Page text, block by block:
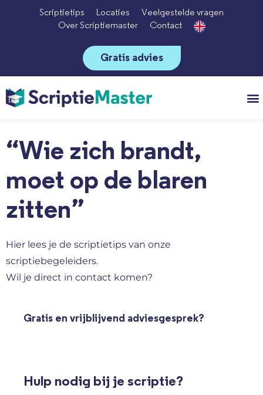
Scriptietips Locaties
Veelgestelde vragen
Over Scriptiemaster
Contact
Gratis advies
“Wie zich brandt,
moet op de blaren
zitten”
Hier lees je de scriptietips van onze
scriptiebegeleiders.
Wil je direct in contact komen?
Gratis en vrijblijvend adviesgesprek?
Hulp nodig bij je scriptie?